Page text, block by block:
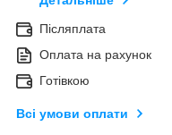
Післяплата
Оплата на рахунок
Готівкою
Всі умови оплати